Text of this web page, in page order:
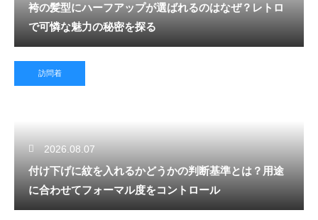
袴の髪型にハーフアップが選ばれるのはなぜ？レトロ
で可憐な魅力の秘密を探る
訪問着
2026.08.07
付け下げに紋を入れるかどうかの判断基準とは？用途
に合わせてフォーマル度をコントロール